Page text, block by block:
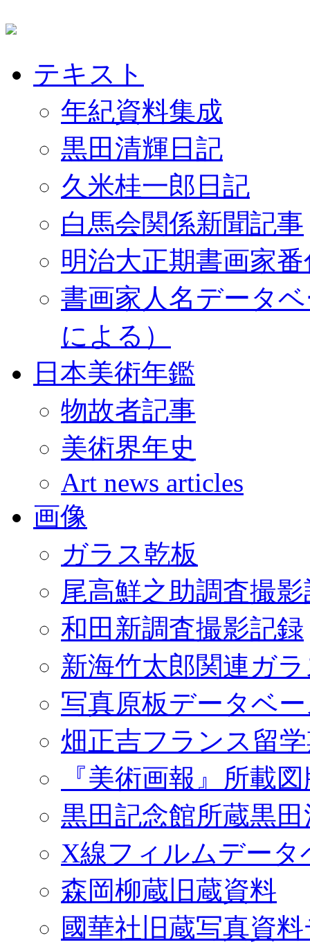
テキスト
年紀資料集成
黒田清輝日記
久米桂一郎日記
白馬会関係新聞記事
明治大正期書画家
書画家人名データ
による）
日本美術年鑑
物故者記事
美術界年史
Art news articles
画像
ガラス乾板
尾高鮮之助調査撮
和田新調査撮影記録
新海竹太郎関連ガ
写真原板データベ
畑正吉フランス留
『美術画報』所載
黒田記念館所蔵黒
X線フィルムデータ
森岡柳蔵旧蔵資料
國華社旧蔵写真資